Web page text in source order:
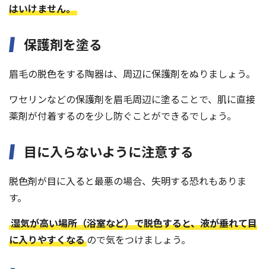
はいけません。
保護剤を塗る
眉毛の脱色をする陶器は、周辺に保護剤をぬりましょう。
ワセリンなどの保護剤を眉毛周辺に塗ることで、肌に直接
薬剤が付着するのを少し防ぐことができるでしょう。
目に入らないように注意する
脱色剤が目に入ると最悪の場合、失明する恐れもありま
す。
湿気が高い場所（浴室など）で脱色すると、液が垂れて目
に入りやすくなるので気をつけましょう。